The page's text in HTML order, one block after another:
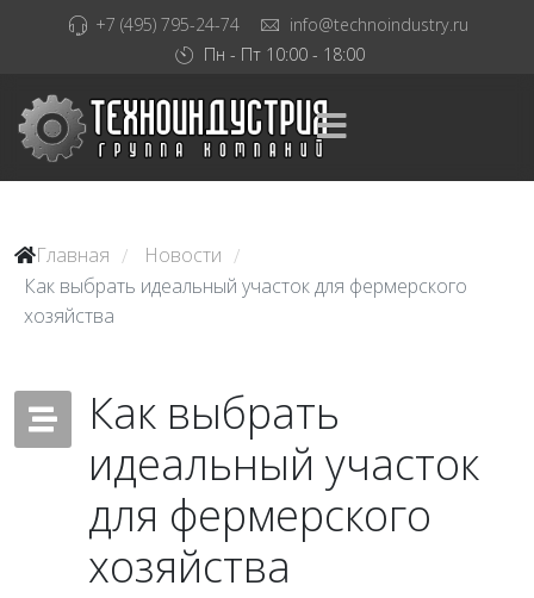
+7 (495) 795-24-74
info@technoindustry.ru
Пн - Пт 10:00 - 18:00
Главная / Новости /
Как выбрать идеальный участок для фермерского
хозяйства
Как выбрать
идеальный участок
для фермерского
хозяйства